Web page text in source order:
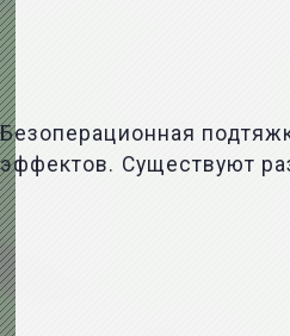
Безоперационная
эффектов. Существуют